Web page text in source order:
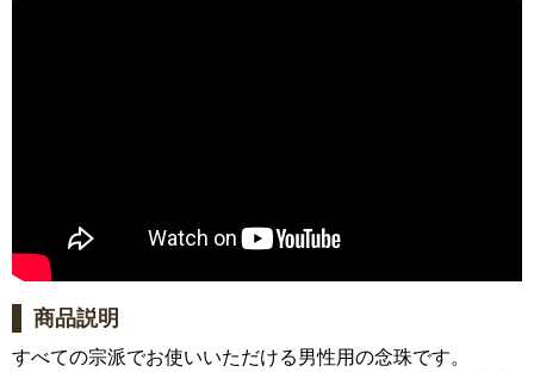
商品説明
すべての宗派でお使いいただける男性用の念珠です。